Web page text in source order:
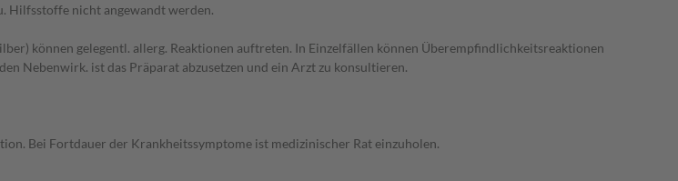
Hilfsstoffe nicht angewandt werden.
können gelegentl. allerg. Reaktionen auftreten. In Einzelfällen können Überempfindlichkeitsreaktionen
Nebenwirk. ist das Präparat abzusetzen und ein Arzt zu konsultieren.
Bei Fortdauer der Krankheitssymptome ist medizinischer Rat einzuholen.